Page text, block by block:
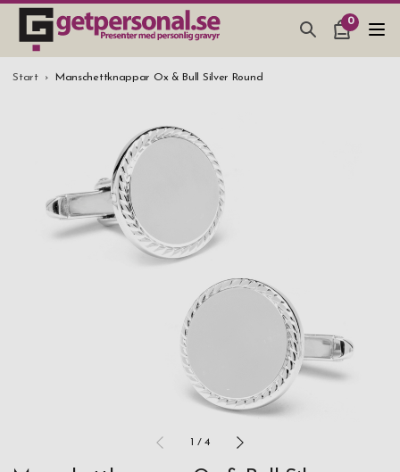
0
PRESENTER & PRYLAR
SMYCKEN & ACCESSOARER
PRESENTTIPS
BRÖLLOPSPRESENT 2026
STUDENTPRESENT 2026
Start Manschettknappar Ox & Bull Silver Round
1 /4